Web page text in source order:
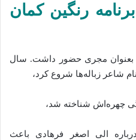
رنگین کمان
100 ثانیه هم بعنوان مجری حضور داشت. سال
الی اصغر فرهادی باعث